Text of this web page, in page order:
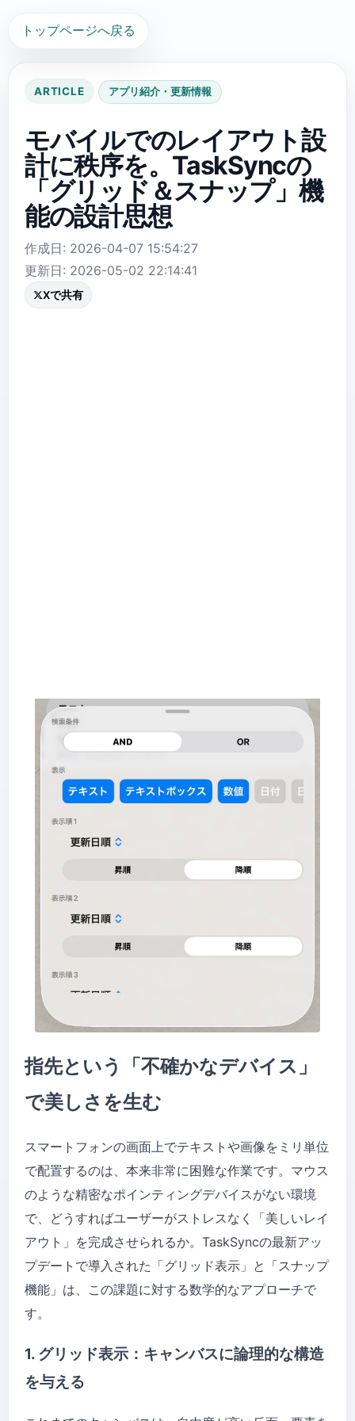
トップページへ戻る
ARTICLE アプリ紹介・更新情報
モバイルでのレイアウト設
計に秩序を。TaskSyncの
「グリッド＆スナップ」機
能の設計思想
作成日: 2026-04-07 15:54:27
更新日: 2026-05-02 22:14:41
Xで共有
指先という「不確かなデバイス」
で美しさを生む
スマートフォンの画面上でテキストや画像をミリ単位
で配置するのは、本来非常に困難な作業です。マウス
のような精密なポインティングデバイスがない環境
で、どうすればユーザーがストレスなく「美しいレイ
アウト」を完成させられるか。TaskSyncの最新アッ
プデートで導入された「グリッド表示」と「スナップ
機能」は、この課題に対する数学的なアプローチで
す。
1. グリッド表示：キャンバスに論理的な構造
を与える